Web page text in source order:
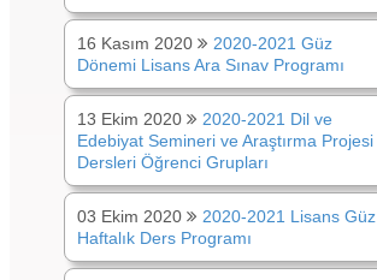
16 Kasım 2020
2020-2021 Güz
Dönemi Lisans Ara Sınav Programı
13 Ekim 2020
2020-2021 Dil ve
Edebiyat Semineri ve Araştırma Projesi
Dersleri Öğrenci Grupları
03 Ekim 2020
2020-2021 Lisans Güz
Haftalık Ders Programı